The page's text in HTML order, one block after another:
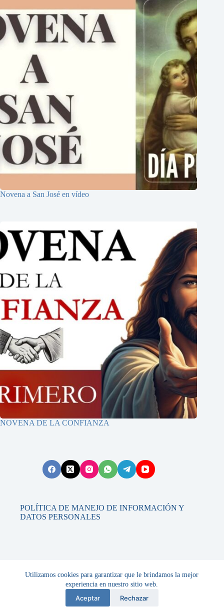
Utilizamos cookies para garantizar que le brindamos la mejor
experiencia en nuestro sitio web.
Aceptar Rechazar
Novena a San José en vídeo
NOVENA DE LA CONFIANZA
POLÍTICA DE MANEJO DE INFORMACIÓN Y
DATOS PERSONALES
Contáctanos
Fundación Casa de Oración María Inmaculada